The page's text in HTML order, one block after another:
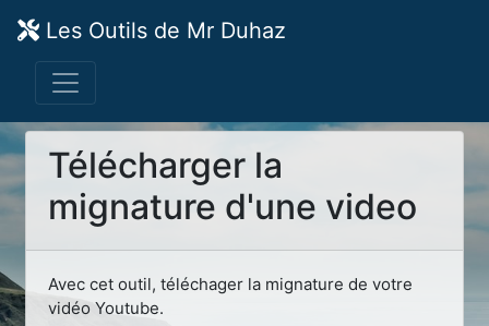
Les Outils de Mr Duhaz
Télécharger la
mignature d'une video
Avec cet outil, téléchager la mignature de votre
vidéo Youtube.